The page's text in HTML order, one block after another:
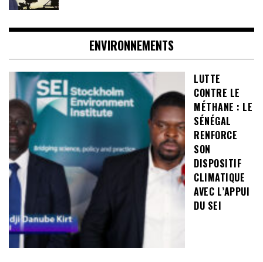
ENVIRONNEMENTS
LUTTE
CONTRE LE
MÉTHANE : LE
SÉNÉGAL
RENFORCE
SON
DISPOSITIF
CLIMATIQUE
AVEC L’APPUI
DU SEI